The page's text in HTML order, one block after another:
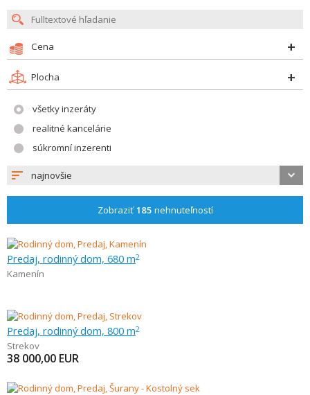
Cena
Plocha
všetky inzeráty
realitné kancelárie
súkromní inzerenti
najnovšie
Zobraziť185 nehnuteľností
Predaj, rodinný dom, 680 m2
Kamenín
Predaj, rodinný dom, 800 m2
Strekov
38 000,00 EUR